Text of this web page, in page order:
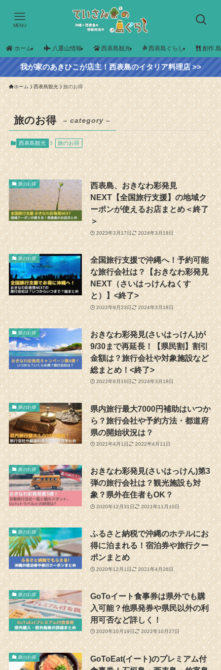
MENU
ホーム 八重山情報 西表島観光 西表島ぐらし 創作
我が家のあきひこが店主！西表島のイタリア料理店 >>
ホーム 西表島観光 旅のお得
旅のお得 – category –
西表島観光 旅のお得
旅のお得
西表島、おきなわ彩発見
NEXT【全国旅行支援】の地域ク
ーポンが使えるお店まとめ＜終了
＞
2023年3月17日 2024年3月18日
旅のお得
全国旅行支援で沖縄へ！予約可能
な旅行会社は？【おきなわ彩発見
NEXT（さいはっけんねくす
と）】<終了>
2022年9月23日 2024年3月18日
旅のお得
おきなわ彩発見(さいはっけん)が
9/30まで再延長！【県民割】割引
金額は？旅行会社や対象施設など
総まとめ！<終了>
2022年8月19日 2024年3月18日
旅のお得
県内旅行最大7000円補助はいつか
ら？旅行会社や予約方法・都道府
県の開始状況は？
2021年4月1日 2022年4月11日
旅のお得
おきなわ彩発見(さいはっけん)第3
弾の旅行会社は？観光施設も対
象？県外在住者もOK？
2020年12月31日 2021年11月10日
旅のお得
ふるさと納税で沖縄のホテルにお
得に泊まれる！宿泊券や旅行クー
ポンまとめ
2020年12月1日 2021年4月26日
旅のお得
GoToイート食事券は県外でも購
入可能？他県発券や県民以外の利
用可否など詳しく！
2020年10月19日 2022年10月27日
旅のお得
GoToEat(イート)のプレミアム付